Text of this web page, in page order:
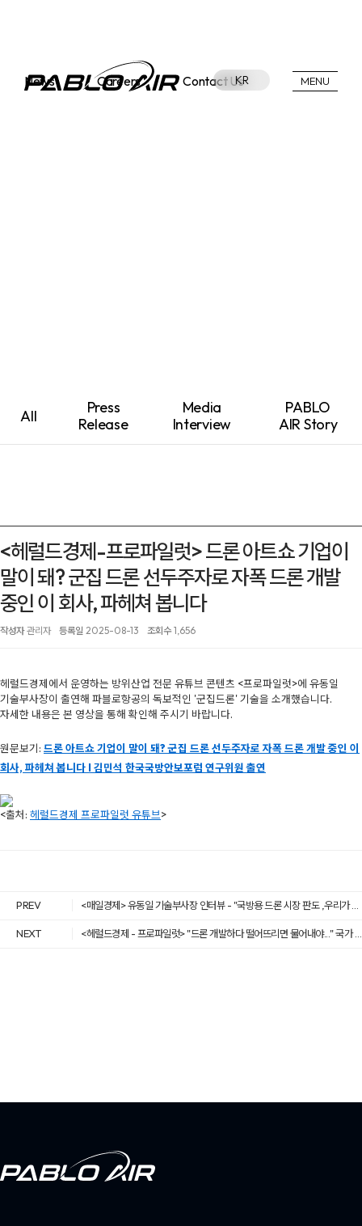
KR MENU
News Careers Contact Us
All
Press
Release
Media
Interview
PABLO
AIR Story
<헤럴드경제-프로파일럿> 드론 아트쇼 기업이
말이 돼? 군집 드론 선두주자로 자폭 드론 개발
중인 이 회사, 파헤쳐 봅니다
작성자 관리자 등록일 2025-08-13 조회수 1,656
헤럴드경제에서 운영하는 방위산업 전문 유튜브 콘텐츠 <프로파일럿>에 유동일
기술부사장이 출연해 파블로항공의 독보적인 '군집드론' 기술을 소개했습니다.
자세한 내용은 본 영상을 통해 확인해 주시기 바랍니다.
원문보기: 드론 아트쇼 기업이 말이 돼? 군집 드론 선두주자로 자폭 드론 개발 중인 이
회사, 파헤쳐 봅니다 I 김민석 한국국방안보포럼 연구위원 출연
<출처: 헤럴드경제 프로파일럿 유튜브>
PREV
NEXT